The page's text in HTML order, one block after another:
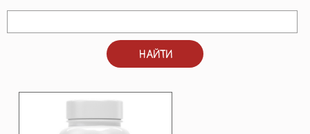
КОНТАКТЫ
НАЙТИ